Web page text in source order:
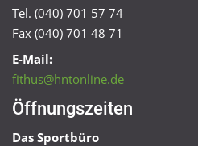
Tel. (040) 701 57 74
Fax (040) 701 48 71
E-Mail:
fithus@hntonline.de
Öffnungszeiten
Das Sportbüro